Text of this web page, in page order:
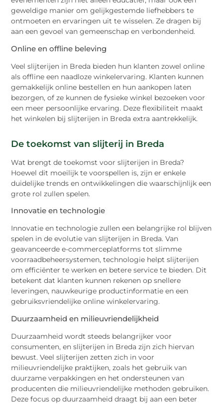
geweldige manier om gelijkgestemde liefhebbers te
ontmoeten en ervaringen uit te wisselen. Ze dragen bij
aan een gevoel van gemeenschap en verbondenheid.
Online en offline beleving
Veel slijterijen in Breda bieden hun klanten zowel online
als offline een naadloze winkelervaring. Klanten kunnen
gemakkelijk online bestellen en hun aankopen laten
bezorgen, of ze kunnen de fysieke winkel bezoeken voor
een meer persoonlijke ervaring. Deze flexibiliteit maakt
het winkelen bij slijterijen in Breda extra aantrekkelijk.
De toekomst van slijterij in Breda
Wat brengt de toekomst voor slijterijen in Breda?
Hoewel dit moeilijk te voorspellen is, zijn er enkele
duidelijke trends en ontwikkelingen die waarschijnlijk een
grote rol zullen spelen.
Innovatie en technologie
Innovatie en technologie zullen een belangrijke rol blijven
spelen in de evolutie van slijterijen in Breda. Van
geavanceerde e-commerceplatforms tot slimme
voorraadbeheersystemen, technologie helpt slijterijen
om efficiënter te werken en betere service te bieden. Dit
betekent dat klanten kunnen rekenen op snellere
leveringen, nauwkeurige productinformatie en een
gebruiksvriendelijke online winkelervaring.
Duurzaamheid en milieuvriendelijkheid
Duurzaamheid wordt steeds belangrijker voor
consumenten, en slijterijen in Breda zijn zich hiervan
bewust. Veel slijterijen zetten zich in voor
milieuvriendelijke praktijken, zoals het gebruik van
duurzame verpakkingen en het ondersteunen van
producenten die milieuvriendelijke methoden gebruiken.
Deze focus op duurzaamheid draagt bij aan een beter